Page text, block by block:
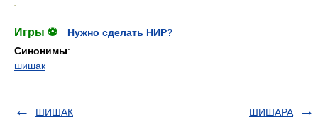
Игры ⚽
Нужно сделать НИР?
Синонимы:
шишак
ШИШАК ШИШАРА